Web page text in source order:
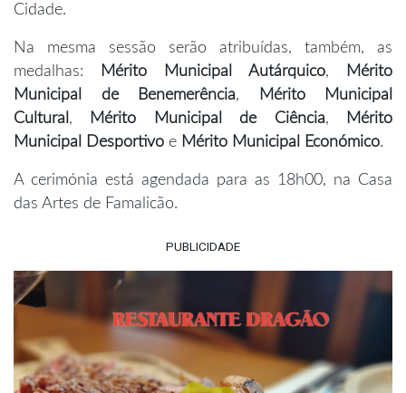
Cidade.
Na mesma sessão serão atribuídas, também, as
medalhas:
Mérito Municipal Autárquico,
Mérito
Municipal de Benemerência,
Mérito Municipal
Cultural , Mérito Municipal de Ciência,
Mérito
Municipal Desportivo e Mérito Municipal Económico.
A cerimónia está agendada para as 18h00, na Casa
das Artes de Famalicão.
PUBLICIDADE